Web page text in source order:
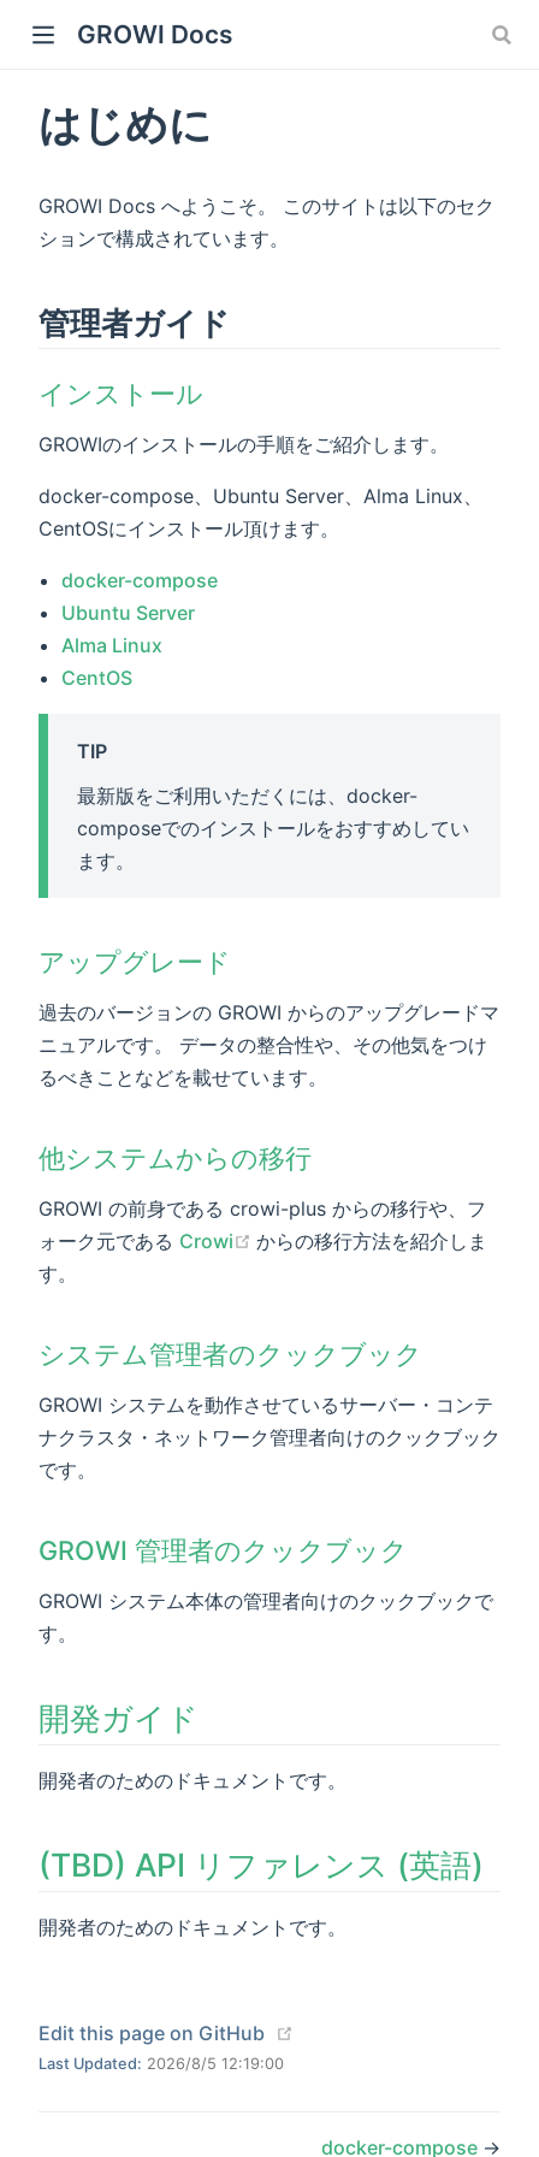
GROWI Docs
はじめに
GROWI Docs へようこそ。 このサイトは以下のセク
ションで構成されています。
管理者ガイド
インストール
GROWIのインストールの手順をご紹介します。
docker-compose、Ubuntu Server、Alma Linux、
CentOSにインストール頂けます。
docker-compose
Ubuntu Server
Alma Linux
CentOS
TIP
最新版をご利用いただくには、docker-
composeでのインストールをおすすめしてい
ます。
アップグレード
過去のバージョンの GROWI からのアップグレードマ
ニュアルです。 データの整合性や、その他気をつけ
るべきことなどを載せています。
他システムからの移行
GROWI の前身である crowi-plus からの移行や、フ
ォーク元である Crowi (opens new window)
からの移行方法を紹介しま
す。
システム管理者のクックブック
GROWI システムを動作させているサーバー・コンテ
ナクラスタ・ネットワーク管理者向けのクックブック
です。
GROWI 管理者のクックブック
GROWI システム本体の管理者向けのクックブックで
す。
開発ガイド
開発者のためのドキュメントです。
(TBD) API リファレンス (英語)
開発者のためのドキュメントです。
Edit this page on GitHub
Last Updated: 2026/8/5 12:19:00
docker-compose →